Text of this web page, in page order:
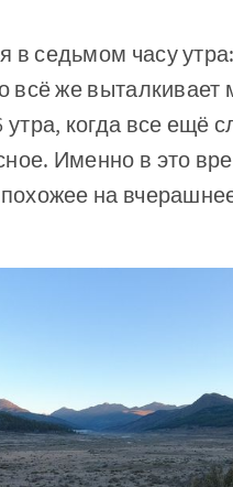
в седьмом часу
всё же
когда все ещё
Именно в это
на